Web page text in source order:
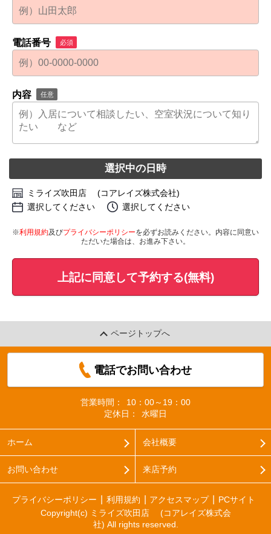
電話番号 必須
内容 任意
選択中の日時
ミライズ吹田店 (コアレイズ株式会社)
選択してください
選択してください
※利用規約及びプライバシーポリシーを必ずお読みください。内容に同意い
ただいた場合は、お進み下さい。
上記に同意して予約する(無料)
ページトップへ
電話でお問い合わせ
営業時間：
10：00～19：00
定休日：
水曜日
ホーム 会社概要
お問い合わせ 来店予約
プライバシーポリシー 利用規約 アクセスマップ
PCサイト
Copyright(c) ミライズ吹田店 (コアレイズ株式会
社) All rights reserved.